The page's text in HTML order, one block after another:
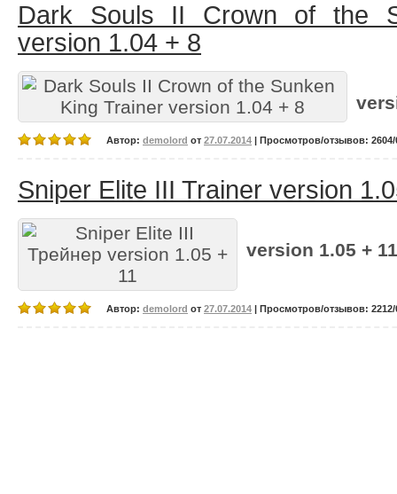
Dark Souls II Crown of the
version 1.04 + 8
Автор: demolord от 27.07.2014 | Просмотров/отзывов: 2604/
Sniper Elite III Trainer version
version 1.05 +
Автор: demolord от 27.07.2014 | Просмотров/отзывов: 2212/